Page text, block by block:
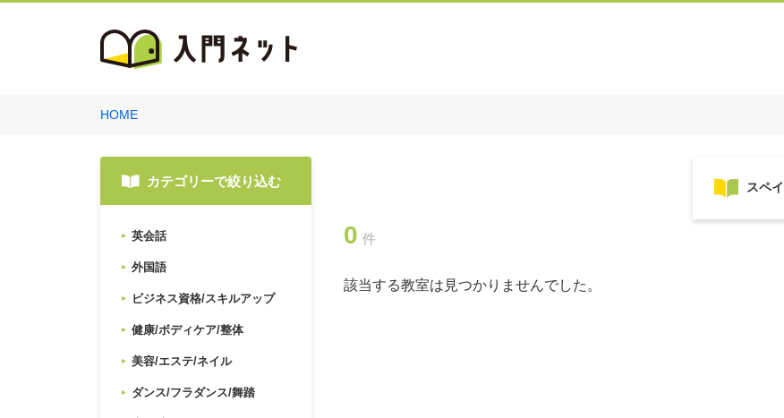
HOME
カテゴリーで絞り込む
英会話
外国語
ビジネス資格/スキルアップ
健康/ボディケア/整体
美容/エステ/ネイル
ダンス/フラダンス/舞踏
0 件
該当する教室は見つかりませんでした。